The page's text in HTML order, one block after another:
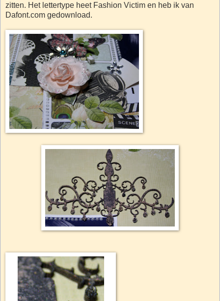
zitten. Het lettertype heet Fashion Victim en heb ik van
Dafont.com gedownload.